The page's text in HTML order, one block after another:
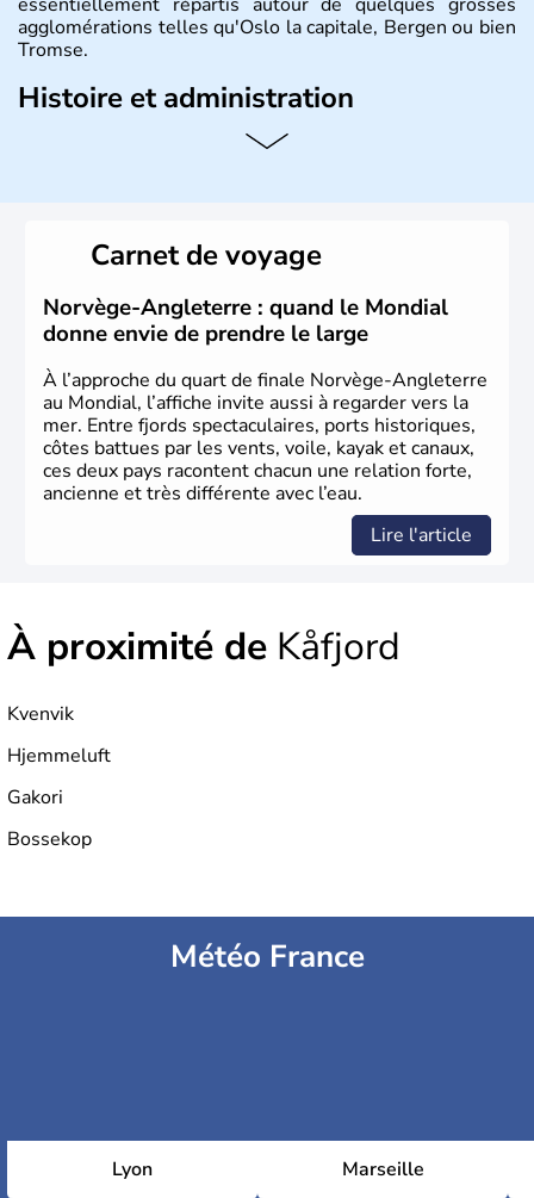
agglomérations telles qu'Oslo la capitale, Bergen ou bien
Tromse.
Histoire et administration
La Norvège est gouvernée par une monarchie
Carnet de voyage
Norvège-Angleterre : quand le Mondial
donne envie de prendre le large
À l’approche du quart de finale Norvège-Angleterre
au Mondial, l’affiche invite aussi à regarder vers la
mer. Entre fjords spectaculaires, ports historiques,
côtes battues par les vents, voile, kayak et canaux,
ces deux pays racontent chacun une relation forte,
ancienne et très différente avec l’eau.
Lire l'article
À proximité de Kåfjord
Kvenvik
Hjemmeluft
Gakori
Bossekop
Météo France
Lyon Marseille